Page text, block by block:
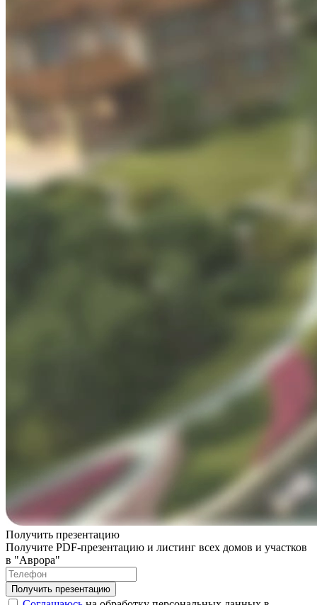
Получить презентацию
Получите PDF-презентацию и листинг всех домов и участков
в "Аврора"